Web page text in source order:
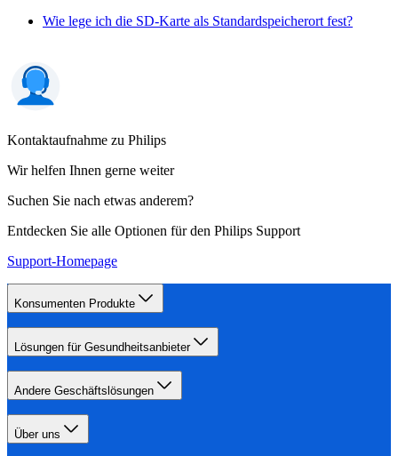
Wie lege ich die SD-Karte als Standardspeicherort fest?
Kontaktaufnahme zu Philips
Wir helfen Ihnen gerne weiter
Suchen Sie nach etwas anderem?
Entdecken Sie alle Optionen für den Philips Support
Support-Homepage
Konsumenten Produkte
Lösungen für Gesundheitsanbieter
Andere Geschäftslösungen
Über uns